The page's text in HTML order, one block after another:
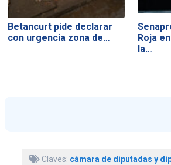
Betancurt pide declarar
con urgencia zona de…
Roja
la…
Claves: cámara de diputadas y